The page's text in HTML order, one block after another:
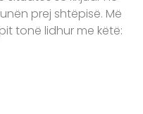
prej shtëpisë. Më
tonë lidhur me këtë: